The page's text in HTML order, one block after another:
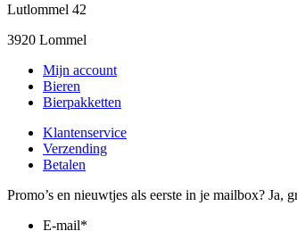
Lutlommel 42
3920 Lommel
Mijn account
Bieren
Bierpakketten
Klantenservice
Verzending
Betalen
Promo’s en nieuwtjes als eerste in je mailbox? Ja,
E-mail*